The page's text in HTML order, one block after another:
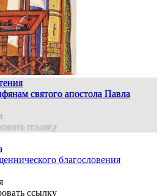
святого апостола Павла
благословения